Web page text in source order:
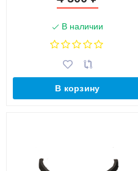
В наличии
В корзину